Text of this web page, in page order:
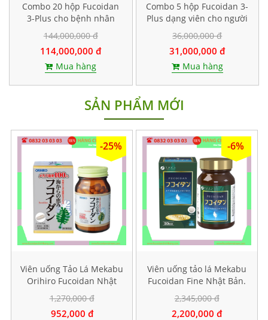
Combo 20 hộp Fucoidan
3-Plus cho bệnh nhân
không hoá xạ trị hoặc sau
khi hoá xạ trị
144,000,000 đ
114,000,000 đ
Mua hàng
Combo 5 hộp Fucoidan 3-
Plus dạng viên cho người
bị ung thư giai đoạn đầu
36,000,000 đ
31,000,000 đ
Mua hàng
SẢN PHẨM MỚI
-25%
Viên uống Tảo Lá Mekabu
Orihiro Fucoidan Nhật
Bản. Hộp 90 viên
1,270,000 đ
952,000 đ
-6%
Viên uống tảo lá Mekabu
Fucoidan Fine Nhật Bản.
Hộp 198 viên
2,345,000 đ
2,200,000 đ